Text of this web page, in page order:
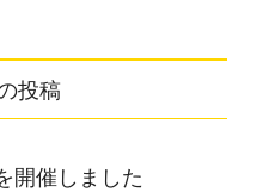
投稿
開催しました